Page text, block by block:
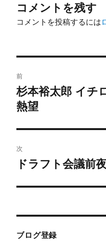
コメントを残す
コメントを投稿するには
稿
ナ
ビ
ゲ
ー
シ
ン
前
前
の
稿:
杉本裕太郎 イチ
熱望
次
次
投
ドラフト会議前
ブログ登録